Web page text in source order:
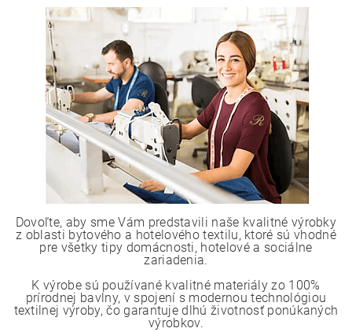
Dovoľte, aby sme Vám predstavili naše kvalitné výrobky
z oblasti bytového a hotelového textilu, ktoré sú vhodné
pre všetky tipy domácnosti, hotelové a sociálne
zariadenia.
K výrobe sú používané kvalitné materiály zo 100%
prírodnej bavlny, v spojení s modernou technológiou
textilnej výroby, čo garantuje dlhú životnosť ponúkaných
výrobkov.